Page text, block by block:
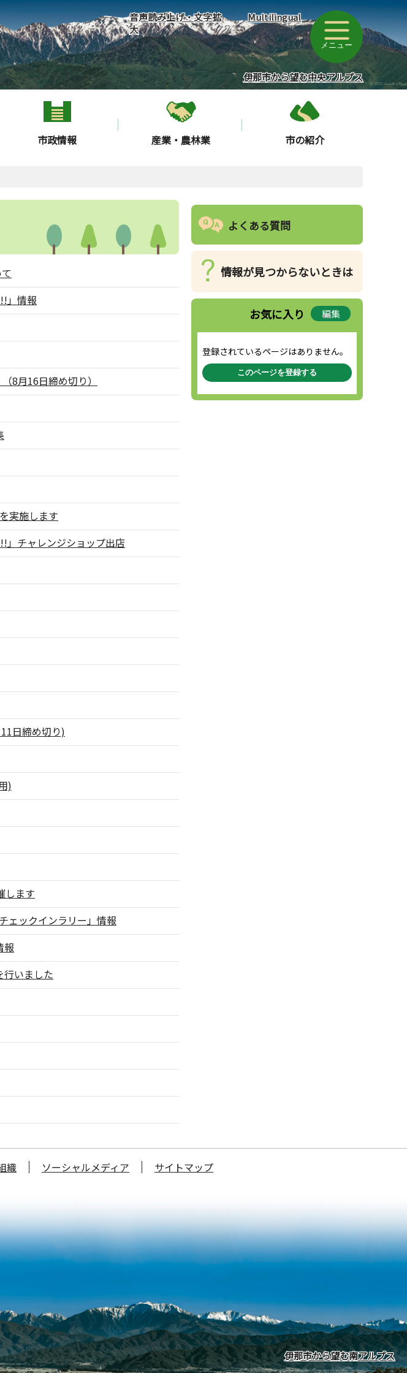
音声読み上げ・文字拡
大
Multilingual
メニュー
伊那市から望む中央アルプス
市政情報 産業・農林業 市の紹介
」情報
8月16日締め切り）
実施します
」チャレンジショップ出店
日締め切り)
)
します
ェックインラリー」情報
報
行いました
よくある質問
情報が見つからないときは
お気に入り 編集
登録されているページはありません。
このページを登録する
織 ソーシャルメディア サイトマップ
伊那市から望む南アルプス